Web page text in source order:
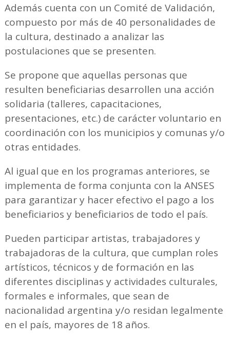
Además cuenta con un Comité de Validación,
compuesto por más de 40 personalidades de
la cultura, destinado a analizar las
postulaciones que se presenten.
Se propone que aquellas personas que
resulten beneficiarias desarrollen una acción
solidaria (talleres, capacitaciones,
presentaciones, etc.) de carácter voluntario en
coordinación con los municipios y comunas y/o
otras entidades.
Al igual que en los programas anteriores, se
implementa de forma conjunta con la ANSES
para garantizar y hacer efectivo el pago a los
beneficiarios y beneficiarios de todo el país.
Pueden participar artistas, trabajadores y
trabajadoras de la cultura, que cumplan roles
artísticos, técnicos y de formación en las
diferentes disciplinas y actividades culturales,
formales e informales, que sean de
nacionalidad argentina y/o residan legalmente
en el país, mayores de 18 años.